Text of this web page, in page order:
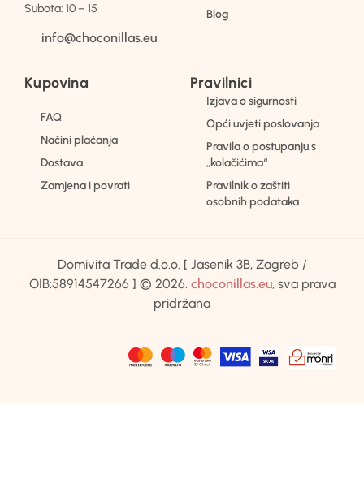
Subota: 10 – 15
info@choconillas.eu
Blog
Kupovina
FAQ
Načini plaćanja
Dostava
Zamjena i povrati
Pravilnici
Izjava o sigurnosti
Opći uvjeti poslovanja
Pravila o postupanju s
„kolačićima“
Pravilnik o zaštiti
osobnih podataka
Domivita Trade d.o.o. [ Jasenik 3B, Zagreb /
OIB:58914547266 ] © 2026. choconillas.eu, sva prava
pridržana